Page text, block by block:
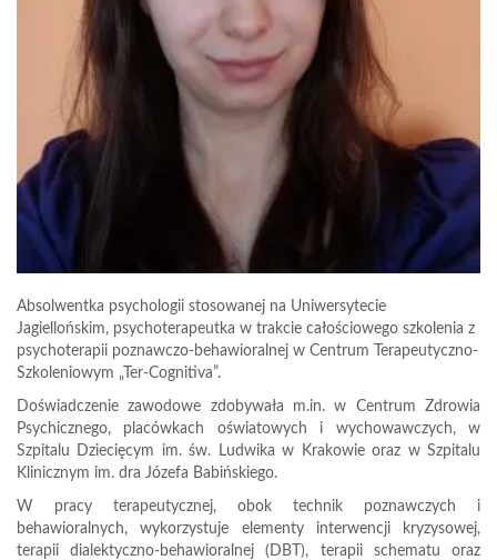
Absolwentka psychologii stosowanej na Uniwersytecie
Jagiellońskim, psychoterapeutka w trakcie całościowego szkolenia z
psychoterapii poznawczo-behawioralnej w Centrum Terapeutyczno-
Szkoleniowym „Ter-Cognitiva”.
Doświadczenie zawodowe zdobywała m.in. w Centrum Zdrowia
Psychicznego, placówkach oświatowych i wychowawczych, w
Szpitalu Dziecięcym im. św. Ludwika w Krakowie oraz w Szpitalu
Klinicznym im. dra Józefa Babińskiego.
W pracy terapeutycznej, obok technik poznawczych i
behawioralnych, wykorzystuje elementy interwencji kryzysowej,
terapii dialektyczno-behawioralnej (DBT), terapii schematu oraz